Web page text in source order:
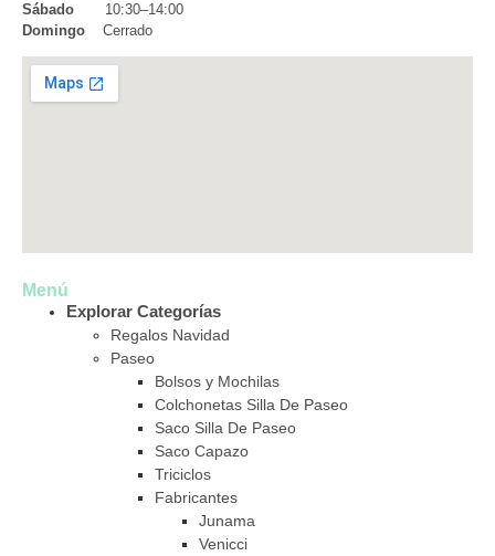
Sábado
10:30–14:00
Domingo
Cerrado
Menú
Explorar Categorías
Regalos Navidad
Paseo
Bolsos y Mochilas
Colchonetas Silla De Paseo
Saco Silla De Paseo
Saco Capazo
Triciclos
Fabricantes
Junama
Venicci